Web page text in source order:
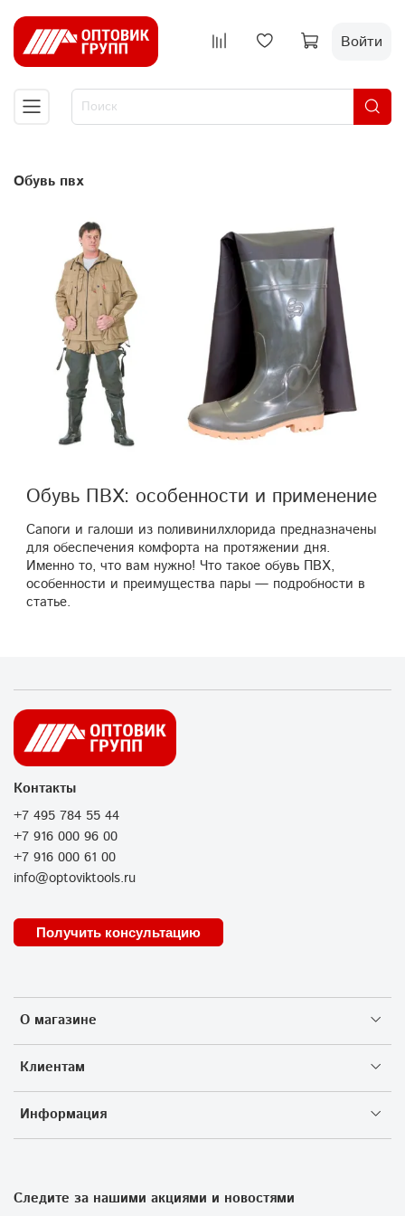
Войти
обувь пвх
Обувь ПВХ: особенности и применение
Сапоги и галоши из поливинилхлорида предназначены
для обеспечения комфорта на протяжении дня.
Именно то, что вам нужно! Что такое обувь ПВХ,
особенности и преимущества пары — подробности в
статье.
О магазине
Клиентам
Информация
Контакты
+7 495 784 55 44
+7 916 000 96 00
+7 916 000 61 00
info@optoviktools.ru
Получить консультацию
Следите за нашими акциями и новостями